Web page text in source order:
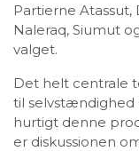
Partierne
Naleraq, Siumut
valget.
Det helt centrale
til selvstændighed
hurtigt denne
er diskussionen